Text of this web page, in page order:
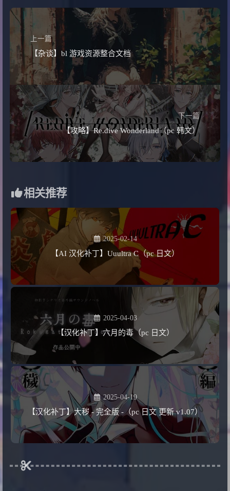
上一篇
【杂谈】bl 游戏资源整合文档
下一篇
【攻略】Re.dive Wonderland（pc 韩文）
相关推荐
2025-02-14
【AI 汉化补丁】Uuultra C（pc 日文）
2025-04-03
【汉化补丁】六月的毒（pc 日文）
2025-04-19
【汉化补丁】大秽 - 完全版 -（pc 日文 更新 v1.07）